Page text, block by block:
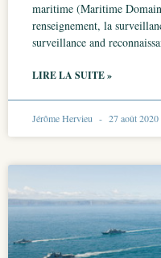
maritime (Maritime
renseignement, la
surveillance and
LIRE LA SUITE »
Jérôme Hervieu 27 août 2020